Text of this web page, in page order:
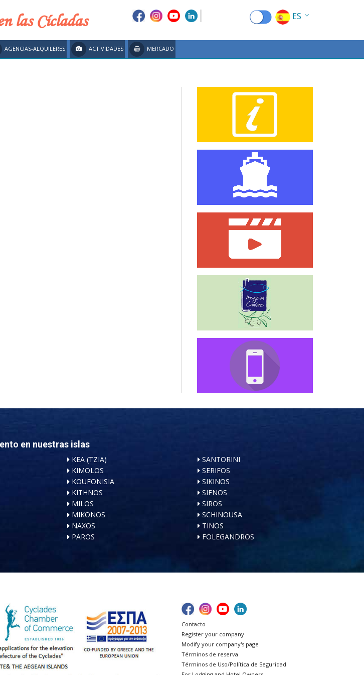
las Cícladas ES
EN
EL
AGENCIAS-ALQUILERES ACTIVIDADES MERCADO
en nuestras islas
KEA (TZIA)
KIMOLOS
KOUFONISIA
KITHNOS
MILOS
MIKONOS
NAXOS
PAROS
SANTORINI
SERIFOS
SIKINOS
SIFNOS
SIROS
SCHINOUSA
TINOS
FOLEGANDROS
Contacto
Register your company
Modify your company's page
Términos de reserva
Términos de Uso/Política de Seguridad